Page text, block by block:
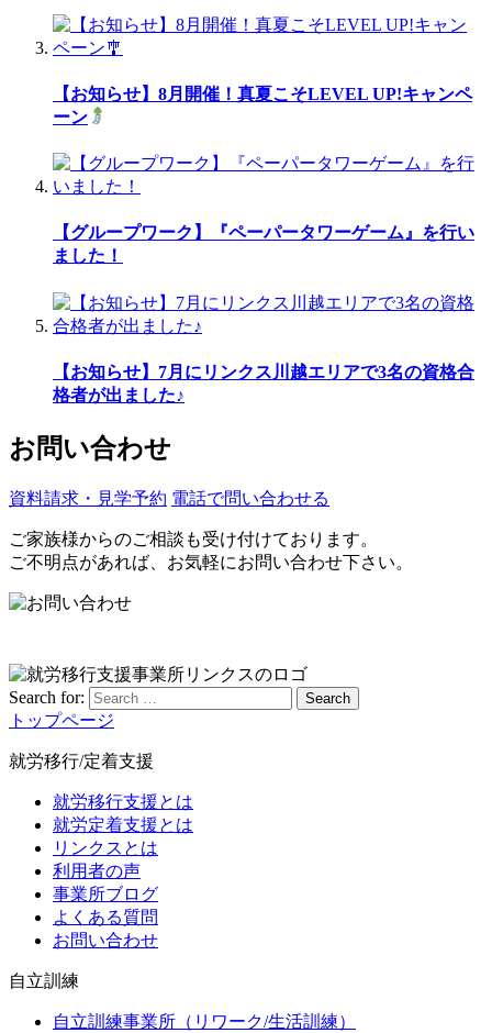
【お知らせ】8月開催！真夏こそLEVEL UP!キャンペ
ーン
【グループワーク】『ペーパータワーゲーム』を行い
ました！
【お知らせ】7月にリンクス川越エリアで3名の資格合
格者が出ました♪
お問い合わせ
資料請求・見学予約 電話で問い合わせる
ご家族様からのご相談も受け付けております。
ご不明点があれば、お気軽にお問い合わせ下さい。
Search for: Search
トップページ
就労移行/定着支援
就労移行支援とは
就労定着支援とは
リンクスとは
利用者の声
事業所ブログ
よくある質問
お問い合わせ
自立訓練
自立訓練事業所（リワーク/生活訓練）